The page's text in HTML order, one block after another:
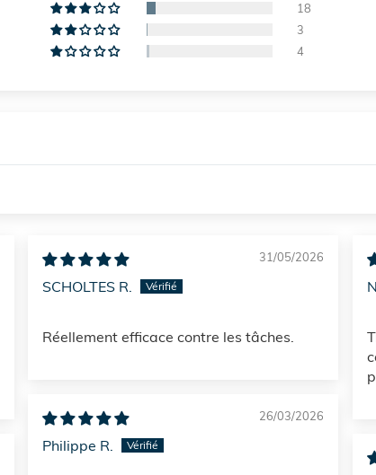
18
3
4
31/05/2026
SCHOLTES R.
Réellement efficace contre les tâches.
26/03/2026
Philippe R.